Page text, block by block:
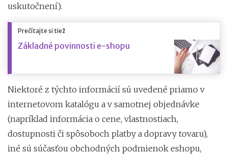
uskutočnení).
Prečítajte si tiež
Základné povinnosti e-shopu
Niektoré z týchto informácií sú uvedené priamo v
internetovom katalógu a v samotnej objednávke
(napríklad informácia o cene, vlastnostiach,
dostupnosti či spôsoboch platby a dopravy tovaru),
iné sú súčasťou obchodných podmienok eshopu,